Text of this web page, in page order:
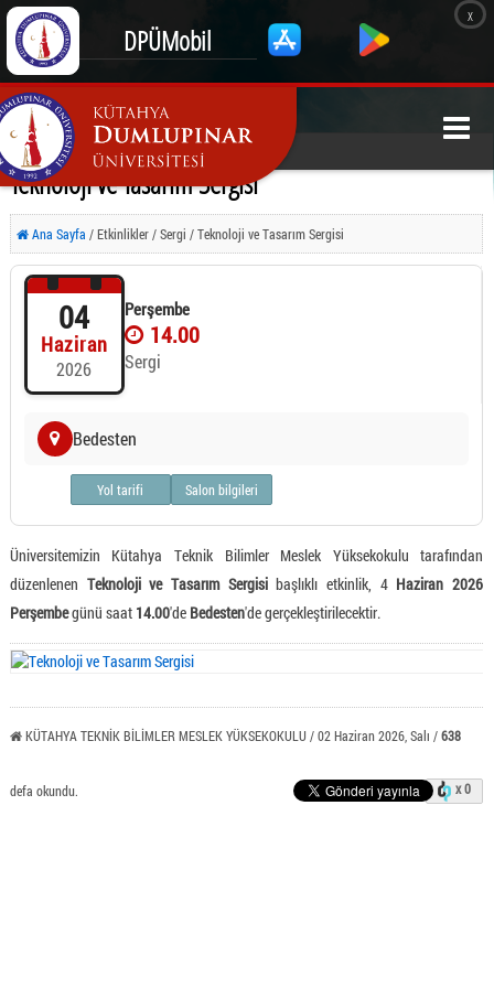
DPÜMobil
x
Teknoloji ve Tasarım Sergisi
Ana Sayfa / Etkinlikler / Sergi / Teknoloji ve Tasarım Sergisi
04
Haziran
2026
Perşembe
14.00
Sergi
Bedesten
Yol tarifi Salon bilgileri
Üniversitemizin Kütahya Teknik Bilimler Meslek Yüksekokulu tarafından
düzenlenen Teknoloji ve Tasarım Sergisibaşlıklı etkinlik, 4Haziran 2026
Perşembegünü saat 14.00'de Bedesten'de gerçekleştirilecektir.
KÜTAHYA TEKNİK BİLİMLER MESLEK YÜKSEKOKULU / 02 Haziran 2026, Salı /638
defa okundu. x 0